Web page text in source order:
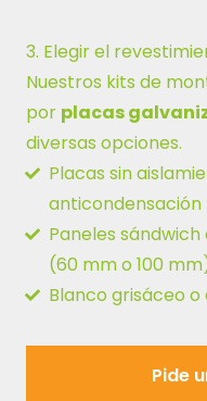
3. Elegir el
Nuestros kits de
por placas
diversas opciones.
Placas sin
anticondensación
Paneles
(60 mm o 100
Blanco grisáceo
Pide